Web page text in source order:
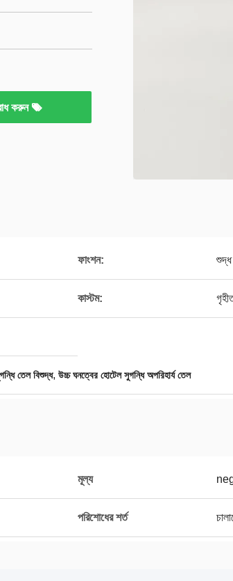
করুন
ফাংশন: শুদ্ধ
কাস্টম:
তেল বিশুদ্ধ, উচ্চ ঘনত্বের হোটেল সুগন্ধি অপরিহার্য তেল
মূল্য
পরিশোধের শর্ত